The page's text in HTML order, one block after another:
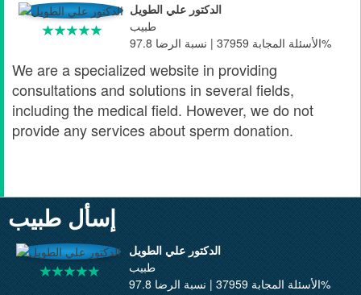
الدكتور علي الطويل
طبيب
الأسئلة المجابة 37959 | نسبة الرضا 97.8%
We are a specialized website in providing
consultations and solutions in several fields,
including the medical field. However, we do not
provide any services about sperm donation.
إسأل طبيب
الدكتور علي الطويل
طبيب
الأسئلة المجابة 37959 | نسبة الرضا 97.8%